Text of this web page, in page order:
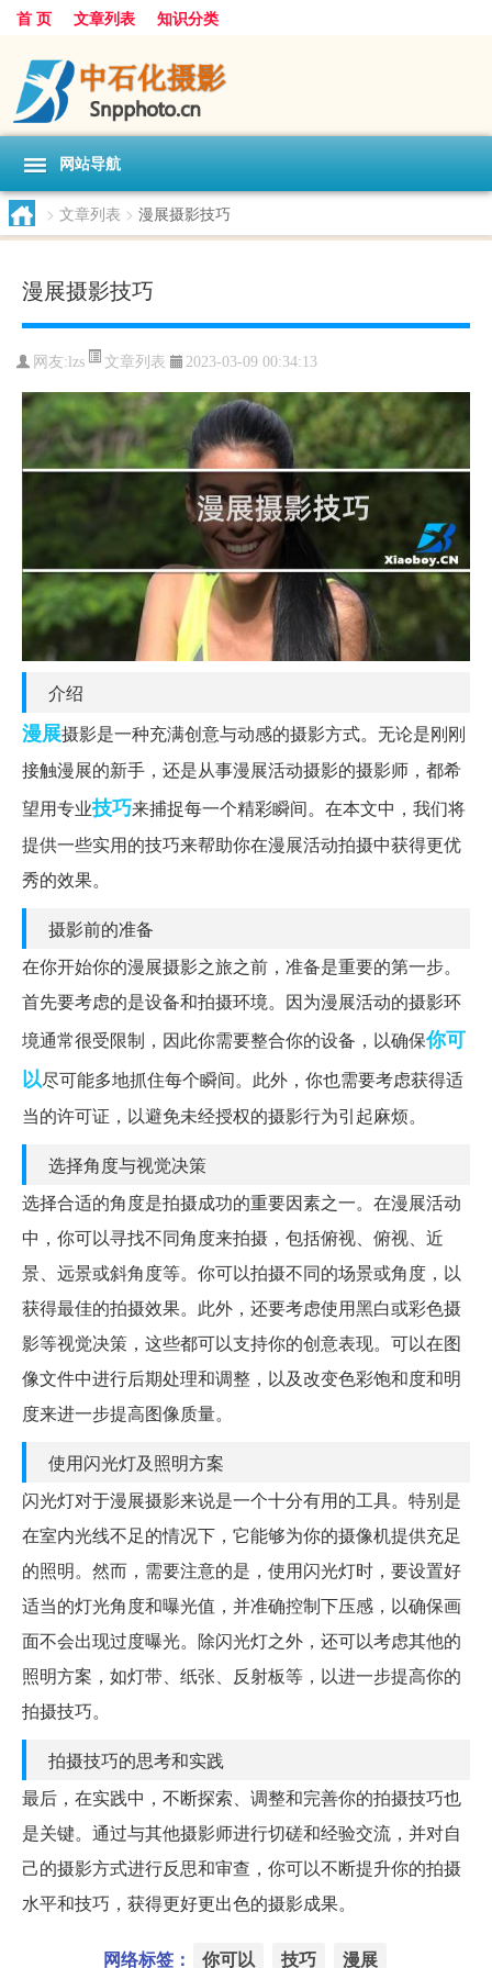
首 页 文章列表 知识分类
网站导航
> 文章列表 > 漫展摄影技巧
漫展摄影技巧
网友: lzs 文章列表 2023-03-09 00:34:13
介绍
漫展摄影是一种充满创意与动感的摄影方式。无论是刚刚
接触漫展的新手，还是从事漫展活动摄影的摄影师，都希
望用专业技巧来捕捉每一个精彩瞬间。在本文中，我们将
提供一些实用的技巧来帮助你在漫展活动拍摄中获得更优
秀的效果。
摄影前的准备
在你开始你的漫展摄影之旅之前，准备是重要的第一步。
首先要考虑的是设备和拍摄环境。因为漫展活动的摄影环
境通常很受限制，因此你需要整合你的设备，以确保你可
以尽可能多地抓住每个瞬间。此外，你也需要考虑获得适
当的许可证，以避免未经授权的摄影行为引起麻烦。
选择角度与视觉决策
选择合适的角度是拍摄成功的重要因素之一。在漫展活动
中，你可以寻找不同角度来拍摄，包括俯视、俯视、近
景、远景或斜角度等。你可以拍摄不同的场景或角度，以
获得最佳的拍摄效果。此外，还要考虑使用黑白或彩色摄
影等视觉决策，这些都可以支持你的创意表现。可以在图
像文件中进行后期处理和调整，以及改变色彩饱和度和明
度来进一步提高图像质量。
使用闪光灯及照明方案
闪光灯对于漫展摄影来说是一个十分有用的工具。特别是
在室内光线不足的情况下，它能够为你的摄像机提供充足
的照明。然而，需要注意的是，使用闪光灯时，要设置好
适当的灯光角度和曝光值，并准确控制下压感，以确保画
面不会出现过度曝光。除闪光灯之外，还可以考虑其他的
照明方案，如灯带、纸张、反射板等，以进一步提高你的
拍摄技巧。
拍摄技巧的思考和实践
最后，在实践中，不断探索、调整和完善你的拍摄技巧也
是关键。通过与其他摄影师进行切磋和经验交流，并对自
己的摄影方式进行反思和审查，你可以不断提升你的拍摄
水平和技巧，获得更好更出色的摄影成果。
网络标签： 你可以 技巧 漫展